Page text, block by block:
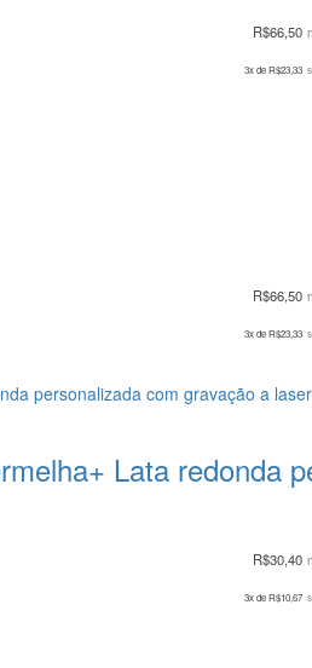
R$66,50
3x deR$23,33
R$66,50
3x deR$23,33
Lata redonda
R$30,40
3x deR$10,67